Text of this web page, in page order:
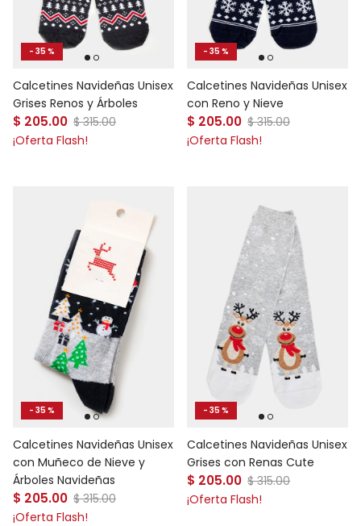
- 35 %
Calcetines Navideñas Unisex
Grises Renos y Árboles
Precio de venta
$ 205.00 Precio normal
$ 315.00
¡Oferta Flash!
- 35 %
Calcetines Navideñas Unisex
con Reno y Nieve
Precio de venta
$ 205.00 Precio normal
$ 315.00
¡Oferta Flash!
- 35 %
Calcetines Navideñas Unisex
con Muñeco de Nieve y
Árboles Navideñas
Precio de venta
$ 205.00 Precio normal
$ 315.00
¡Oferta Flash!
- 35 %
Calcetines Navideñas Unisex
Grises con Renas Cute
Precio de venta
$ 205.00 Precio normal
$ 315.00
¡Oferta Flash!